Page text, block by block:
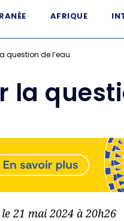
AFRIQUE
question de l’eau
la
21 mai 2024 à 20h26